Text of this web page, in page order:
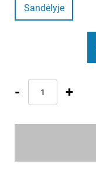
Sandėlyje
- +